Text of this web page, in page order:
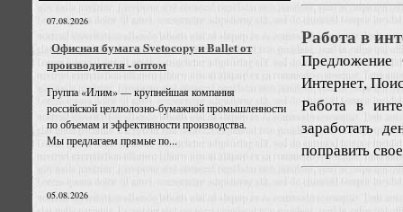
07.08.2026
Офисная бумага Svetocopy и Ballet от
производителя - оптом
Группа «Илим» — крупнейшая компания
российской целлюлозно-бумажной промышленности
по объемам и эффективности производства.
Мы предлагаем прямые по...
05.08.2026
Работа в
Предложение
Интернет,
Работа в
заработать
поправить